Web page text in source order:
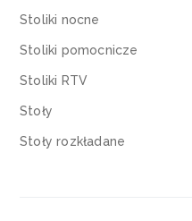
Stoliki nocne
Stoliki pomocnicze
Stoliki RTV
Stoły
Stoły rozkładane